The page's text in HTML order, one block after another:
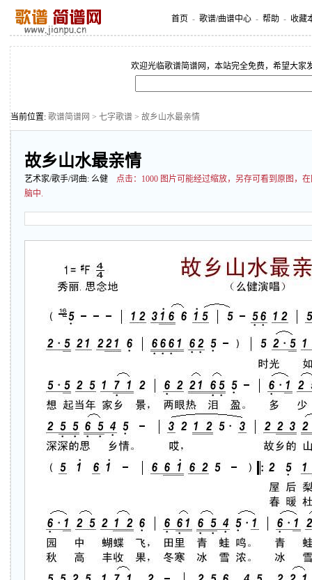
首页 - 歌谱/曲谱中心 - 帮助 - 收藏
欢迎光临歌谱简谱网，本站完全免费，希望大家
当前位置: 歌谱简谱网 > 七字歌谱 > 故乡山水最亲情
故乡山水最亲情
艺术家/歌手/词曲: 么健 点击： 1000 图片可能经过缩放，另存可看到原图，
脑中.